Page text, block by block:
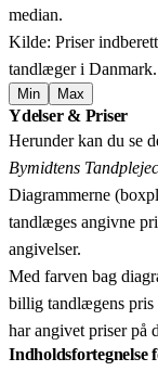
median.
Kilde: Priser
tandlæger i Danmark.
Min Max
+
−
Ydelser & Priser
Herunder kan du se
Bymidtens
Diagrammerne
tandlæges angivne
angivelser.
Med farven bag
billig tandlægens pris
har angivet priser på
Indholdsfortegnelse